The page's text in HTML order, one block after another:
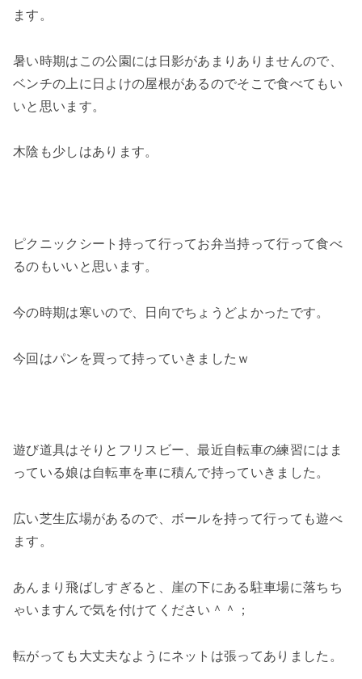
ます。
暑い時期はこの公園には日影があまりありませんので、
ベンチの上に日よけの屋根があるのでそこで食べてもい
いと思います。
木陰も少しはあります。
ピクニックシート持って行ってお弁当持って行って食べ
るのもいいと思います。
今の時期は寒いので、日向でちょうどよかったです。
今回はパンを買って持っていきましたｗ
遊び道具はそりとフリスビー、最近自転車の練習にはま
っている娘は自転車を車に積んで持っていきました。
広い芝生広場があるので、ボールを持って行っても遊べ
ます。
あんまり飛ばしすぎると、崖の下にある駐車場に落ちち
ゃいますんで気を付けてください＾＾；
転がっても大丈夫なようにネットは張ってありました。